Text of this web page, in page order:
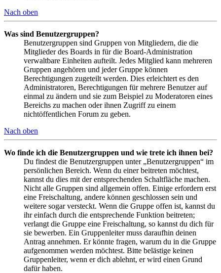
Nach oben
Was sind Benutzergruppen?
Benutzergruppen sind Gruppen von Mitgliedern, die die
Mitglieder des Boards in für die Board-Administration
verwaltbare Einheiten aufteilt. Jedes Mitglied kann mehreren
Gruppen angehören und jeder Gruppe können
Berechtigungen zugeteilt werden. Dies erleichtert es den
Administratoren, Berechtigungen für mehrere Benutzer auf
einmal zu ändern und sie zum Beispiel zu Moderatoren eines
Bereichs zu machen oder ihnen Zugriff zu einem
nichtöffentlichen Forum zu geben.
Nach oben
Wo finde ich die Benutzergruppen und wie trete ich ihnen bei?
Du findest die Benutzergruppen unter „Benutzergruppen“ im
persönlichen Bereich. Wenn du einer beitreten möchtest,
kannst du dies mit der entsprechenden Schaltfläche machen.
Nicht alle Gruppen sind allgemein offen. Einige erfordern erst
eine Freischaltung, andere können geschlossen sein und
weitere sogar versteckt. Wenn die Gruppe offen ist, kannst du
ihr einfach durch die entsprechende Funktion beitreten;
verlangt die Gruppe eine Freischaltung, so kannst du dich für
sie bewerben. Ein Gruppenleiter muss daraufhin deinen
Antrag annehmen. Er könnte fragen, warum du in die Gruppe
aufgenommen werden möchtest. Bitte belästige keinen
Gruppenleiter, wenn er dich ablehnt, er wird einen Grund
dafür haben.